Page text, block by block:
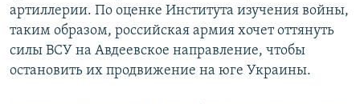
артиллерии. По оценке Института изучения войны,
таким образом, российская армия хочет оттянуть
силы ВСУ на Авдеевское направление, чтобы
остановить их продвижение на юге Украины.